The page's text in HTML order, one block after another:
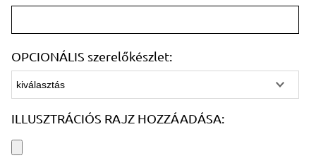
OPCIONÁLIS szerelőkészlet:
ILLUSZTRÁCIÓS RAJZ HOZZÁADÁSA: